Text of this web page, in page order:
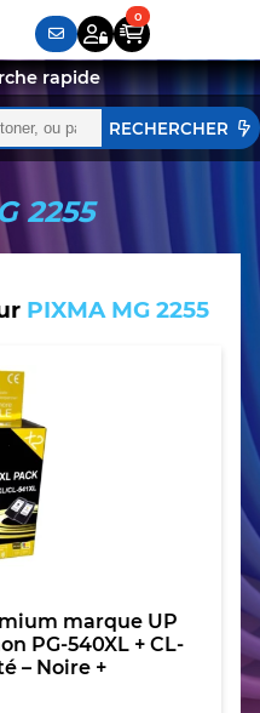
sont
rapide
2255
PIXMA MG 2255
marque UP
PG-540XL + CL-
– Noire +